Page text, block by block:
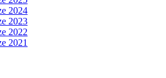
2024
2023
2022
2021